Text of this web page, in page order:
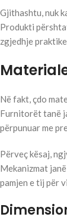
Gjithashtu, nuk
Produkti
zgjedhje
Në fakt, çdo
Furnitorët tanë
përpunuar me
Përveç kësaj,
Mekanizmat
pamjen e tij për